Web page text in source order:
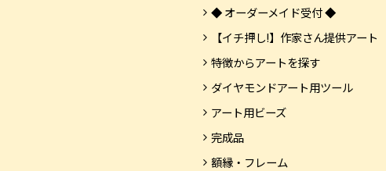
◆ オーダーメイド受付 ◆
【イチ押し!】作家さん提供アート
特徴からアートを探す
ダイヤモンドアート用ツール
アート用ビーズ
完成品
額縁・フレーム